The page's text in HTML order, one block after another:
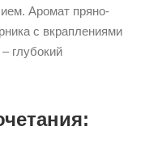
Аромат пряно-
с вкраплениями
глубокий